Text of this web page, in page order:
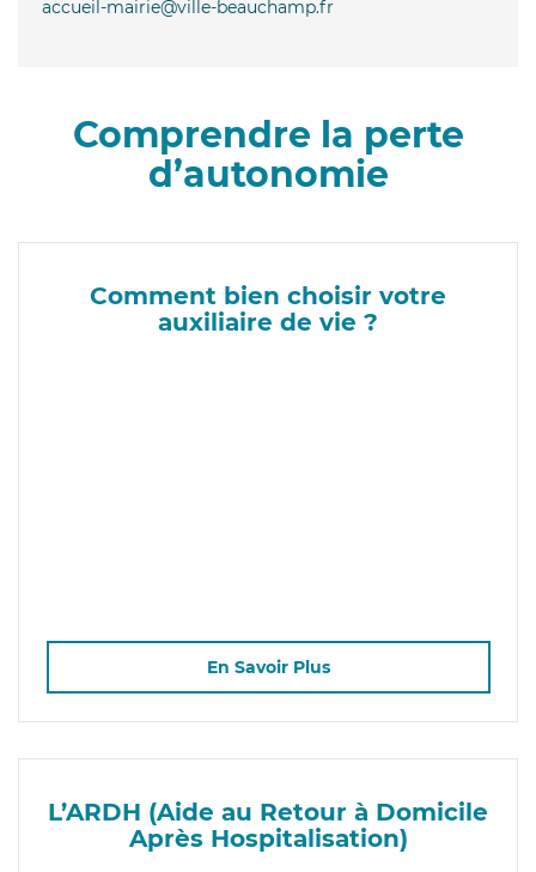
accueil-mairie@ville-beauchamp.fr
Comprendre la perte
d’autonomie
Comment bien choisir votre
auxiliaire de vie ?
En Savoir Plus
L’ARDH (Aide au Retour à Domicile
Après Hospitalisation)